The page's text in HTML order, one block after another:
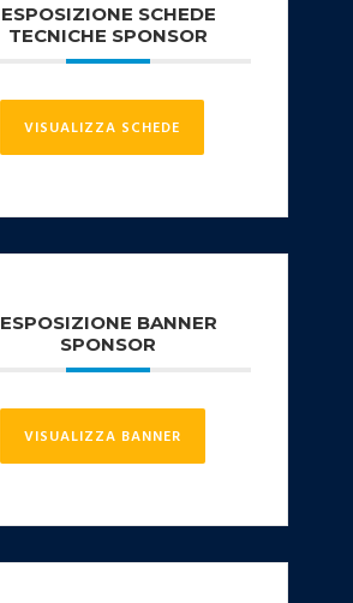
ESPOSIZIONE SCHEDE
TECNICHE SPONSOR
VISUALIZZA SCHEDE
ESPOSIZIONE BANNER
SPONSOR
VISUALIZZA BANNER